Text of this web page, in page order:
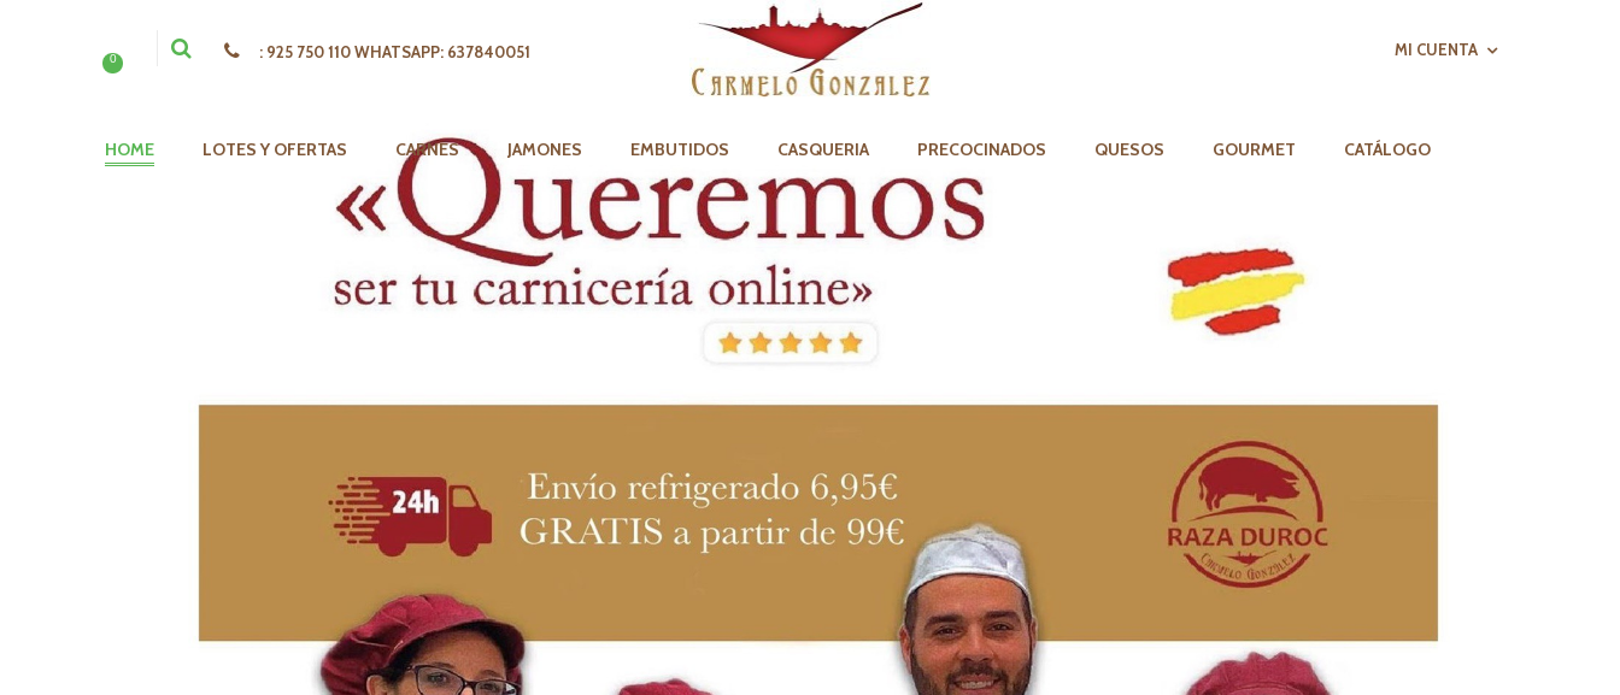
0 MI CUENTA
: 925 750 110 WHATSAPP: 637840051
HOME LOTES Y OFERTAS CARNES JAMONES EMBUTIDOS CASQUERIA PRECOCINADOS QUESOS GOURMET CATÁLOGO